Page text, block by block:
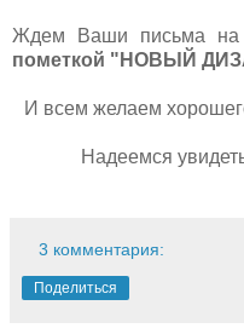
Ждем Ваши письма на
пометкой "НОВЫЙ
И всем желаем
Надеемся
3 комментария:
Поделиться